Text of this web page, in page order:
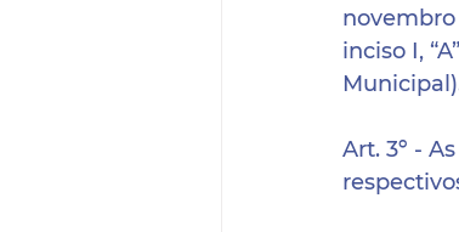
novembro
inciso I,
Art. 3º -